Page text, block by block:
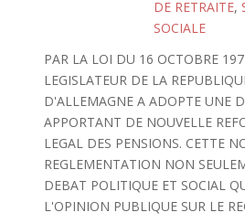
DE RETRAITE,
SOCIALE
PAR LA LOI DU 16 OCTOBRE
LEGISLATEUR DE LA
D'ALLEMAGNE A ADOPTE UNE
APPORTANT DE NOUVELLE
LEGAL DES PENSIONS. CETTE
REGLEMENTATION NON
DEBAT POLITIQUE ET SOCIAL
L'OPINION PUBLIQUE SUR LE